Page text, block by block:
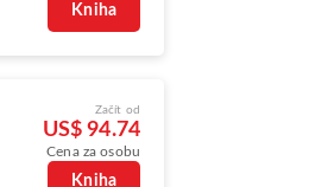
Kniha
Začít od
US$ 94.74
Cena za osobu
Kniha